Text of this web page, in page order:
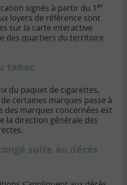
signés à partir du 1 er
loyers de référence sont
sur la carte interactive
des quartiers du territoire
tabac
du paquet de cigarettes,
certaines marques passe à
des marques concernées est
la direction générale des
.
suite au décès